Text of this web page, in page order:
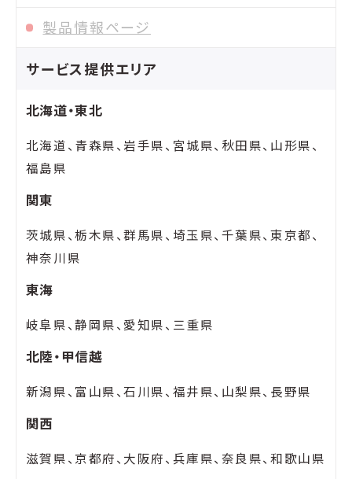
製品情報ページ
サービス提供エリア
北海道・東北
北海道、青森県、岩手県、宮城県、秋田県、山形県、
福島県
関東
茨城県、栃木県、群馬県、埼玉県、千葉県、東京都、
神奈川県
東海
岐阜県、静岡県、愛知県、三重県
北陸・甲信越
新潟県、富山県、石川県、福井県、山梨県、長野県
関西
滋賀県、京都府、大阪府、兵庫県、奈良県、和歌山県